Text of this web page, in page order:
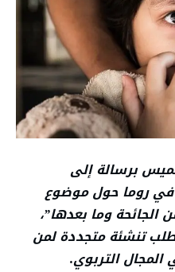
برسالة إلى
في روما حول موضوع
الجائحة وما بعدها”،
تنشئة متجددة لمن
التربوي.